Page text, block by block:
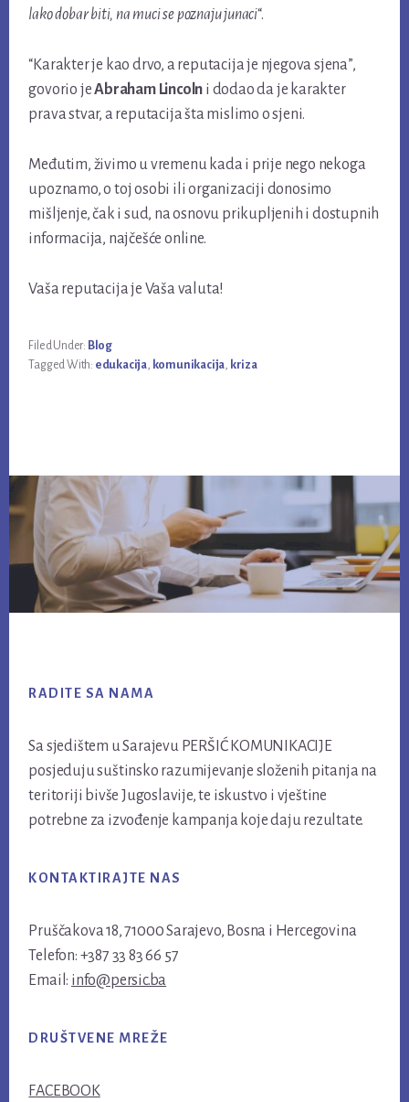
lako dobar biti, na muci se poznaju junaci“.
“Karakter je kao drvo, a reputacija je njegova sjena”,
govorio jeAbraham Lincoln i dodao da je karakter
prava stvar, a reputacija šta mislimo o sjeni.
Međutim, živimo u vremenu kada i prije nego nekoga
upoznamo, o toj osobi ili organizaciji donosimo
mišljenje, čak i sud, na osnovu prikupljenih i dostupnih
informacija, najčešće online.
Vaša reputacija je Vaša valuta!
Filed Under: Blog
Tagged With: edukacija, komunikacija, kriza
RADITE SA NAMA
Sa sjedištem u Sarajevu PERŠIĆ KOMUNIKACIJE
posjeduju suštinsko razumijevanje složenih pitanja na
teritoriji bivše Jugoslavije, te iskustvo i vještine
potrebne za izvođenje kampanja koje daju rezultate.
KONTAKTIRAJTE NAS
Pruščakova 18, 71000 Sarajevo, Bosna i Hercegovina
Telefon: +387 33 83 66 57
Email: info@persic.ba
DRUŠTVENE MREŽE
FACEBOOK